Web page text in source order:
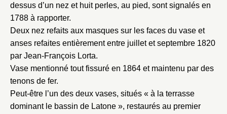
dessus d’un nez et huit perles, au pied, sont signalés en
1788 à rapporter.
Deux nez refaits aux masques sur les faces du vase et
anses refaites entièrement entre juillet et septembre 1820
par Jean-François Lorta.
Vase mentionné tout fissuré en 1864 et maintenu par des
tenons de fer.
Peut-être l’un des deux vases, situés « à la terrasse
dominant le bassin de Latone », restaurés au premier
Fermer